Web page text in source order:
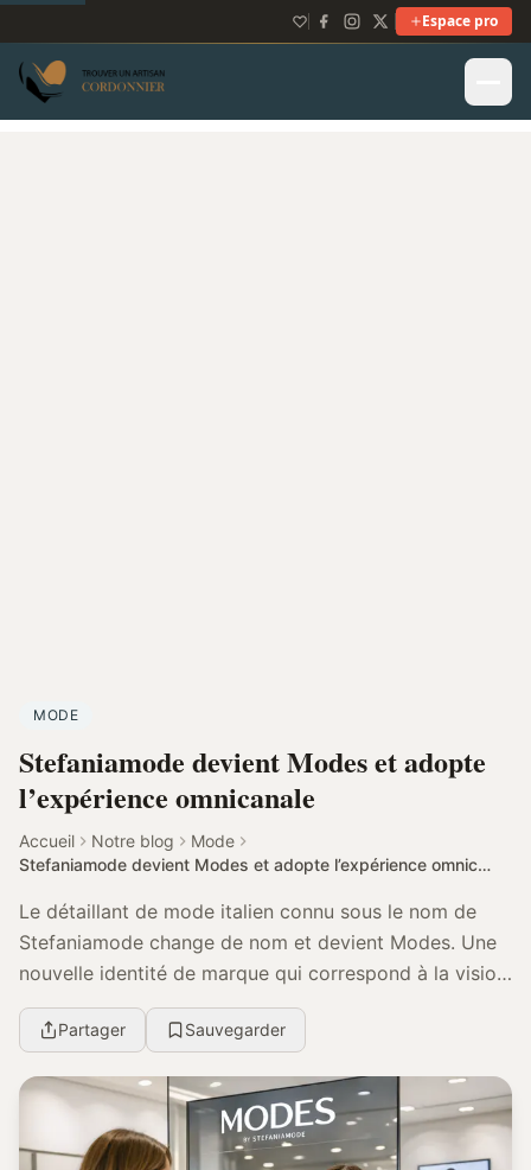
Espace pro
MODE
Stefaniamode devient Modes et adopte
l’expérience omnicanale
Accueil Notre blog
Mode
Stefaniamode devient Modes et adopte l’expérience omnicanale
Le détaillant de mode italien connu sous le nom de
Stefaniamode change de nom et devient Modes. Une
nouvelle identité de marque qui correspond à la vision
des dirigeants de l'entreprise, bien décidés...
Partager Sauvegarder